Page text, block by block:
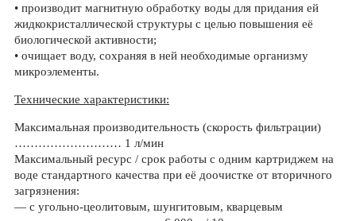
• производит магнитную обработку воды для придания ей
жидкокристаллической структуры с целью повышения её
биологической активности;
• очищает воду, сохраняя в ней необходимые организму
микроэлементы.
Технические характеристики:
Максимальная производительность (скорость фильтрации)
……………………… 1 л/мин
Максимальный ресурс / срок работы с одним картриджем на
воде стандартного качества при её доочистке от вторичного
загрязнения:
— с угольно-цеолитовым, шунгитовым, кварцевым